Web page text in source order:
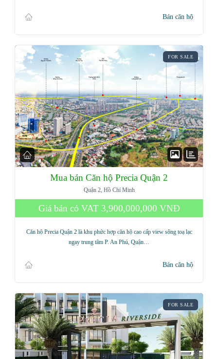
Bán căn hộ
FOR SALE
Mua bán Căn hộ Precia Quận 2
Quận 2, Hồ Chí Minh
Giá bán có VAT 3,900,000,000 VNĐ
Căn hộ Precia Quận 2 là khu phức hợp căn hộ cao cấp view sông toạ lạc
ngay trung tâm P. An Phú, Quận…
Bán căn hộ
FOR SALE